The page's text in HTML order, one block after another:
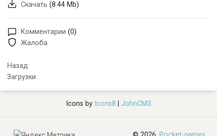
Скачать (8.44 Mb)
Комментарии (0)
Жалоба
Назад
Загрузки
Icons byIcons8 JohnCMS